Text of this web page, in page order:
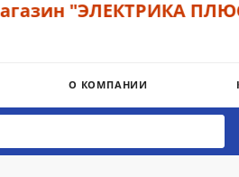
"ЭЛЕКТРИКА ПЛЮС"
О КОМПАНИИ